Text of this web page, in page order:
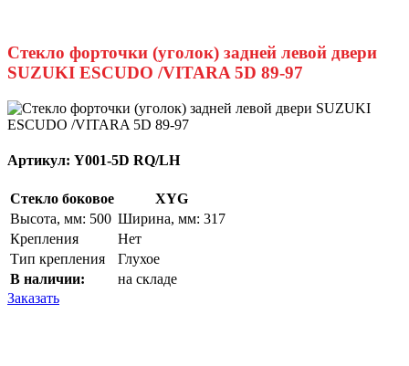
Стекло форточки (уголок) задней левой двери
SUZUKI ESCUDO /VITARA 5D 89-97
Артикул: Y001-5D RQ/LH
Стекло боковое
XYG
Высота, мм: 500 Ширина, мм: 317
Крепления
Нет
Тип крепления
Глухое
В наличии:
на складе
Заказать